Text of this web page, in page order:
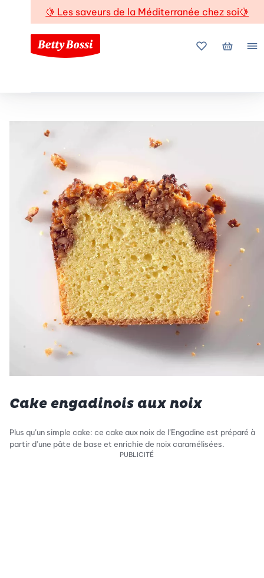
🍋 Les saveurs de la Méditerranée chez soi🍋
Mes favoris
Mon
Cake engadinois aux noix
Plus qu’un simple cake: ce cake aux noix de l’Engadine est préparé à
partir d’une pâte de base et enrichie de noix caramélisées.
PUBLICITÉ